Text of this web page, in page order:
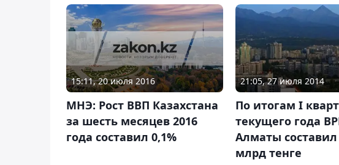
15:11, 20 июля 2016
МНЭ: Рост ВВП Казахстана
за шесть месяцев 2016
года составил 0,1%
21:05, 27 июля 2014
По итогам I
текущего года
Алматы составил
млрд тенге